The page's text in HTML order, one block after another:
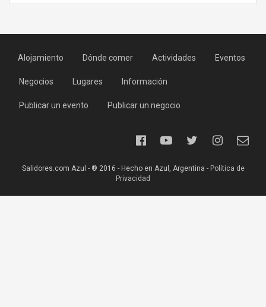
Alojamiento Dónde comer Actividades Eventos
Negocios Lugares Información
Publicar un evento Publicar un negocio
Salidores.com Azul - ® 2016 - Hecho en Azul, Argentina - Política de
Privacidad